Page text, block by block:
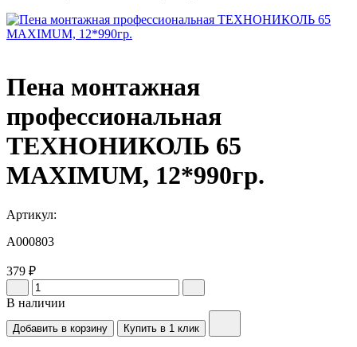
Пена монтажная
профессиональная
ТЕХНОНИКОЛЬ 65
MAXIMUM, 12*990гр.
Артикул:
A000803
379 ₽
В наличии
Добавить в корзину Купить в 1 клик